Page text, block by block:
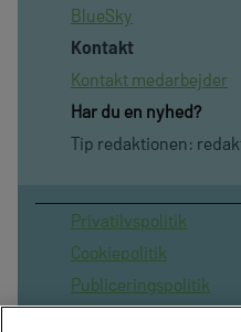
BlueSky
Kontakt
Kontakt medarbejder
Har du en nyhed?
Tip redaktionen:
Privatilvspolitik
Cookiepolitik
Publiceringspolitik